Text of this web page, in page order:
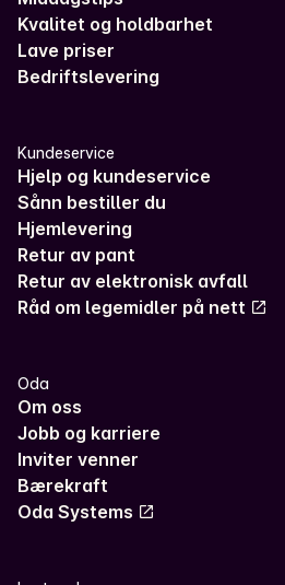
Kvalitet og holdbarhet
Lave priser
Bedriftslevering
Kundeservice
Hjelp og kundeservice
Sånn bestiller du
Hjemlevering
Retur av pant
Retur av elektronisk avfall
Råd om legemidler på nett
Oda
Om oss
Jobb og karriere
Inviter venner
Bærekraft
Oda Systems